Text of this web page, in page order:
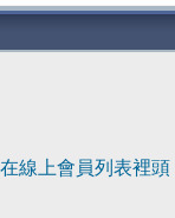
線上會員列表裡頭